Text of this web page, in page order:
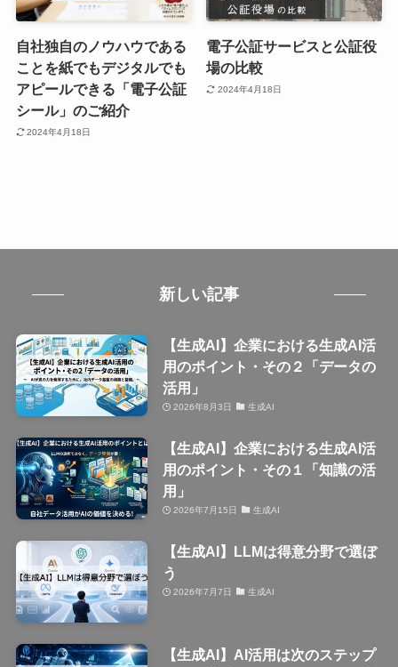
自社独自のノウハウである
ことを紙でもデジタルでも
アピールできる「電子公証
シール」のご紹介
2024年4月18日
電子公証サービスと公証役
場の比較
2024年4月18日
新しい記事
【生成AI】企業における生成AI活
用のポイント・その２「データの
活用」
2026年8月3日 生成AI
【生成AI】企業における生成AI活
用のポイント・その１「知識の活
用」
2026年7月15日 生成AI
【生成AI】LLMは得意分野で選ぼ
う
2026年7月7日 生成AI
【生成AI】AI活用は次のステップ